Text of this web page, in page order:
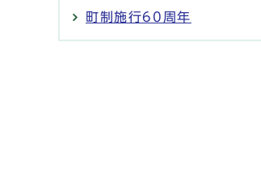
町制施行60周年